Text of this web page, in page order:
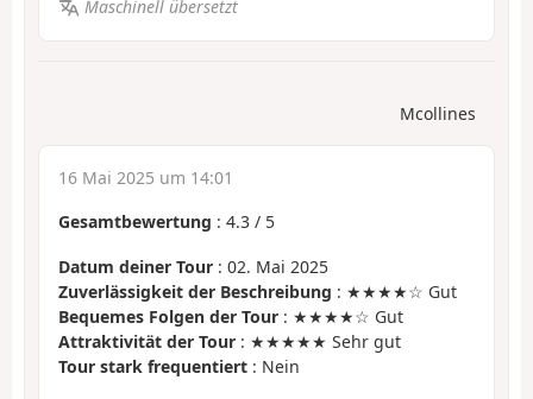
Maschinell übersetzt
Mcollines
16 Mai 2025 um 14:01
Gesamtbewertung : 4.3 / 5
Datum deiner Tour : 02. Mai 2025
Zuverlässigkeit der Beschreibung : ★★★★☆ Gut
Bequemes Folgen der Tour : ★★★★☆ Gut
Attraktivität der Tour : ★★★★★ Sehr gut
Tour stark frequentiert : Nein